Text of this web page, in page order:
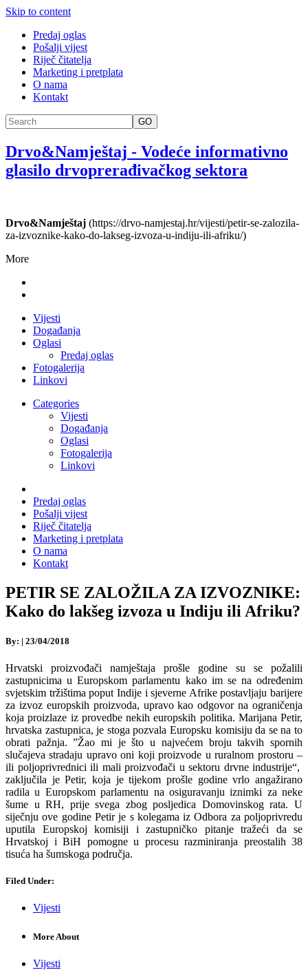
Skip to content
Predaj oglas
Pošalji vijest
Riječ čitatelja
Marketing i pretplata
O nama
Kontakt
GO
Drvo&Namještaj - Vodeće informativno
glasilo drvoprerađivačkog sektora
Drvo&Namještaj (https://drvo-namjestaj.hr/vijesti/petir-se-zalozila-
za-izvoznike-kako-do-lakseg-izvoza-u-indiju-ili-afriku/)
More
Vijesti
Događanja
Oglasi
Predaj oglas
Fotogalerija
Linkovi
Categories
Vijesti
Događanja
Oglasi
Fotogalerija
Linkovi
Predaj oglas
Pošalji vijest
Riječ čitatelja
Marketing i pretplata
O nama
Kontakt
PETIR SE ZALOŽILA ZA IZVOZNIKE:
Kako do lakšeg izvoza u Indiju ili Afriku?
By: | 23/04/2018
Hrvatski proizvođači namještaja prošle godine su se požalili
zastupnicima u Europskom parlamentu kako im se na određenim
svjetskim tržištima poput Indije i sjeverne Afrike postavljaju barijere
za izvoz europskih proizvoda, upravo kao odgovor na ograničenja
koja proizlaze iz provedbe nekih europskih politika. Marijana Petir,
hrvatska zastupnica, je stoga pozvala Europsku komisiju da se na to
obrati pažnja. ”Žao mi je što u najvećem broju takvih spornih
slučajeva stradaju upravo oni koji proizvode u ruralnom prostoru –
ili poljoprivrednici ili mali proizvođači u sektoru drvne industrije“,
zaključila je Petir, koja je tijekom prošle godine vrlo angažirano
radila u Europskom parlamentu na osiguravanju iznimki za neke
šume u RH, prije svega zbog posljedica Domovinskog rata. U
siječnju ove godine Petir je s kolegama iz Odbora za poljoprivredu
uputila Europskoj komisiji i zastupničko pitanje tražeći da se
Hrvatskoj i BiH pomogne u procesu razminiranja preostalih 38
tisuća ha šumskoga područja.
Filed Under:
Vijesti
More About
Vijesti